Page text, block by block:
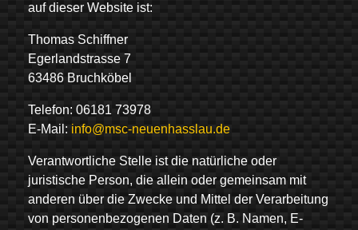
auf dieser Website ist:
Thomas Schiffner
Egerlandstrasse 7
63486 Bruchköbel
Telefon: 06181 73978
E-Mail: info@msc-neuenhasslau.de
Verantwortliche Stelle ist die natürliche oder
juristische Person, die allein oder gemeinsam mit
anderen über die Zwecke und Mittel der Verarbeitung
von personenbezogenen Daten (z. B. Namen, E-